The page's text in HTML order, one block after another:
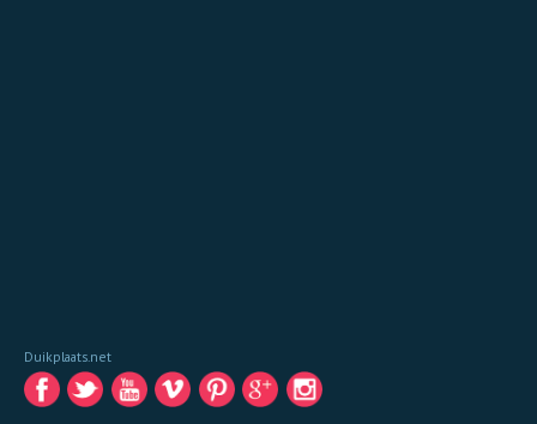
Duikplaats.net